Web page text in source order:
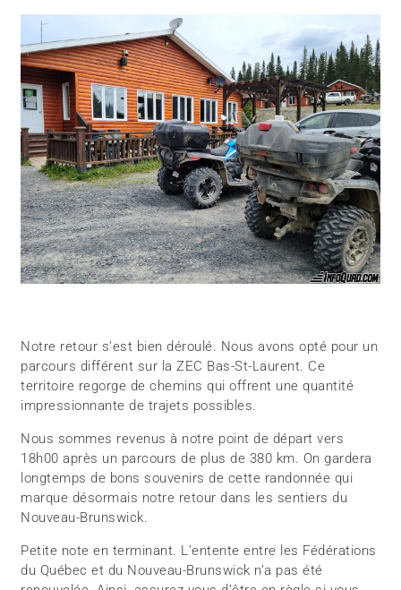
Notre retour s’est bien déroulé. Nous avons opté pour un
parcours différent sur la ZEC Bas-St-Laurent. Ce
territoire regorge de chemins qui offrent une quantité
impressionnante de trajets possibles.
Nous sommes revenus à notre point de départ vers
18h00 après un parcours de plus de 380 km. On gardera
longtemps de bons souvenirs de cette randonnée qui
marque désormais notre retour dans les sentiers du
Nouveau-Brunswick.
Petite note en terminant. L’entente entre les Fédérations
du Québec et du Nouveau-Brunswick n’a pas été